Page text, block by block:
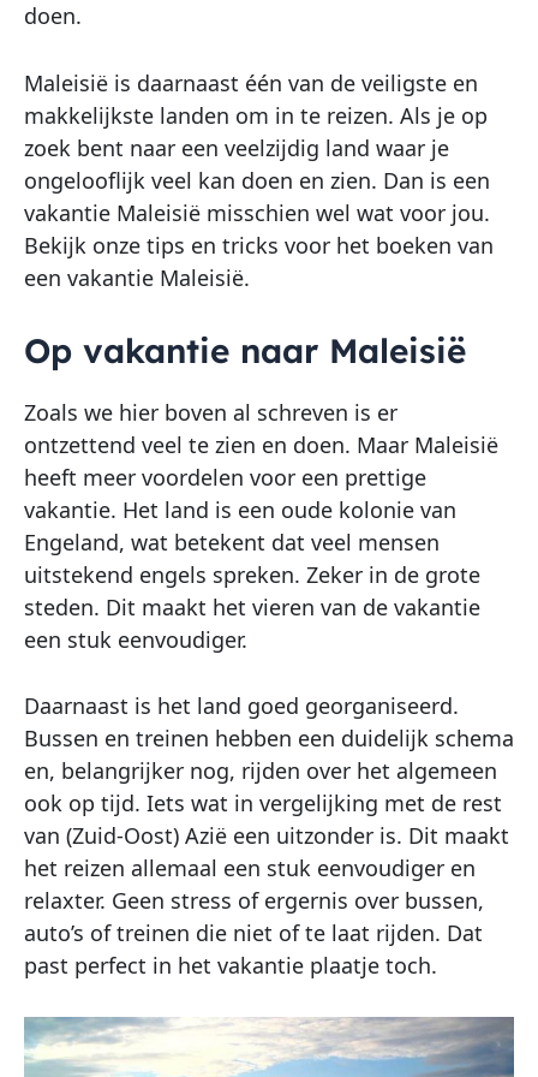
doen.
Maleisië is daarnaast één van de veiligste en
makkelijkste landen om in te reizen. Als je op
zoek bent naar een veelzijdig land waar je
ongelooflijk veel kan doen en zien. Dan is een
vakantie Maleisië misschien wel wat voor jou.
Bekijk onze tips en tricks voor het boeken van
een vakantie Maleisië.
Op vakantie naar Maleisië
Zoals we hier boven al schreven is er
ontzettend veel te zien en doen. Maar Maleisië
heeft meer voordelen voor een prettige
vakantie. Het land is een oude kolonie van
Engeland, wat betekent dat veel mensen
uitstekend engels spreken. Zeker in de grote
steden. Dit maakt het vieren van de vakantie
een stuk eenvoudiger.
Daarnaast is het land goed georganiseerd.
Bussen en treinen hebben een duidelijk schema
en, belangrijker nog, rijden over het algemeen
ook op tijd. Iets wat in vergelijking met de rest
van (Zuid-Oost) Azië een uitzonder is. Dit maakt
het reizen allemaal een stuk eenvoudiger en
relaxter. Geen stress of ergernis over bussen,
auto’s of treinen die niet of te laat rijden. Dat
past perfect in het vakantie plaatje toch.